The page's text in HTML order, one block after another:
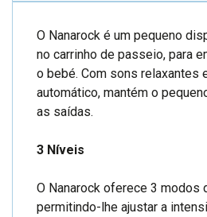
O Nanarock é um pequeno
no carrinho de passeio, para
o bebé. Com sons relaxantes
automático, mantém o
as saídas.
3 Níveis
O Nanarock oferece 3 modos
permitindo-lhe ajustar a